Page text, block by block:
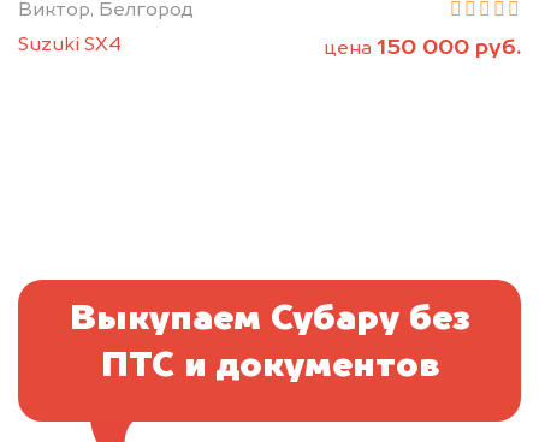
Виктор, Белгород
Suzuki SX4
цена 150 000 руб.
Выкупаем Субару без
ПТС и документов